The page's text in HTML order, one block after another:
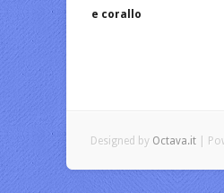
e corallo
Designed by Octava.it|